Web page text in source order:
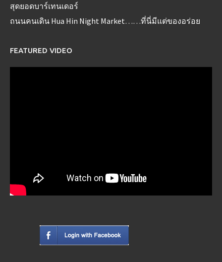
สุดยอดบาร์เทนเดอร์
ถนนคนเดิน Hua Hin Night Market……ที่นี่มีแต่ของอร่อย
FEATURED VIDEO